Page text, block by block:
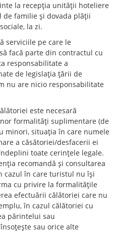
la recepţia unităţii hoteliere
familie şi dovada plăţii
la zi.
serviciile pe care le
facă parte din contractul cu
responsabilitate a
de legislaţia ţării de
nu are nicio responsabilitate
este necesară
formalităţi suplimentare (de
minori, situaţia în care numele
a căsătoriei/desfacerii ei
toate cerinţele legale.
recomandă şi consultarea
cazul în care turistul nu îşi
cu privire la formalităţile
efectuării călătoriei care nu
în cazul călătoriei cu
părintelui sau
sau orice alte